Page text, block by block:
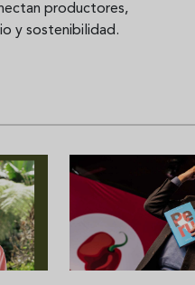
productores,
y sostenibilidad.